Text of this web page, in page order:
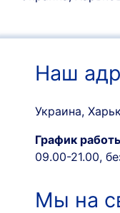
Наш
Украина,
График
09.00-21.00,
Мы на